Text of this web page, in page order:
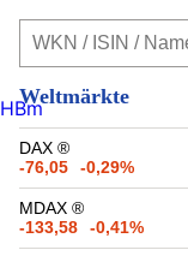
Weltmärkte
DAX ®
-76,05
-0,29%
MDAX ®
-133,58
-0,41%
HBm